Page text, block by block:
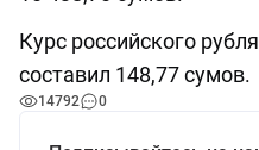
Курс российского
составил 148,77 сумов.
14792 0